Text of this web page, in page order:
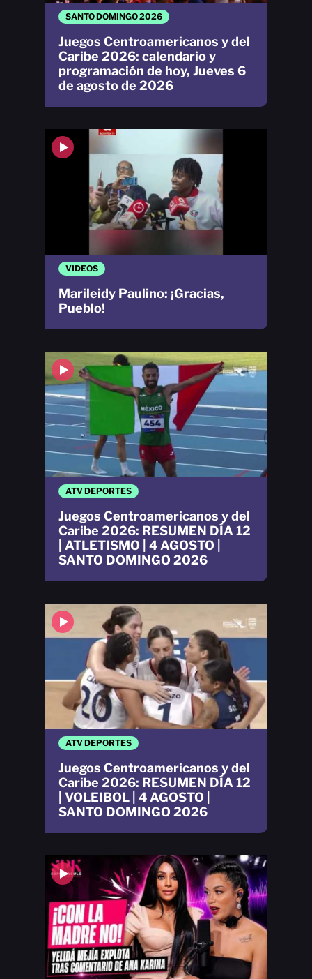
VIDEOS
Marileidy Paulino: ¡Gracias,
Pueblo!
SANTO DOMINGO 2026
Juegos Centroamericanos y del
Caribe 2026: calendario y
programación de hoy, Jueves 6
de agosto de 2026
ATV DEPORTES
Juegos Centroamericanos y del
Caribe 2026: RESUMEN DÍA 12
| VOLEIBOL | 4 AGOSTO |
SANTO DOMINGO 2026
ATV DEPORTES
Juegos Centroamericanos y del
Caribe 2026: RESUMEN DÍA 12
| ATLETISMO | 4 AGOSTO |
SANTO DOMINGO 2026